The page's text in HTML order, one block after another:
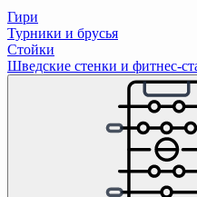
Гири
Турники и брусья
Стойки
Шведские стенки и фитнес-